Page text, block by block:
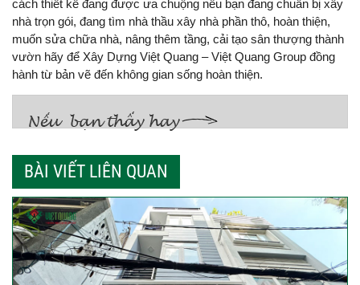
cách thiết kế đang được ưa chuộng nếu bạn đang chuẩn bị xây
nhà trọn gói, đang tìm nhà thầu xây nhà phần thô, hoàn thiện,
muốn sửa chữa nhà, nâng thêm tầng, cải tạo sân thượng thành
vườn hãy để Xây Dựng Việt Quang – Việt Quang Group đồng
hành từ bản vẽ đến không gian sống hoàn thiện.
BÀI VIẾT LIÊN QUAN